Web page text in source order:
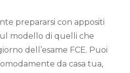
prepararsi con appositi
modello di quelli che
dell’esame FCE. Puoi
da casa tua,